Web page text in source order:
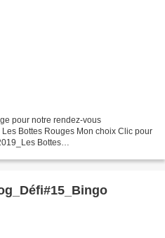
pour notre rendez-vous
Bottes Rouges Mon choix Clic pour
Bottes